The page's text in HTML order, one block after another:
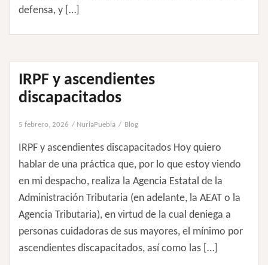
defensa, y […]
IRPF y ascendientes
discapacitados
5 febrero, 2026 NuriaPuebla Blog
IRPF y ascendientes discapacitados Hoy quiero
hablar de una práctica que, por lo que estoy viendo
en mi despacho, realiza la Agencia Estatal de la
Administración Tributaria (en adelante, la AEAT o la
Agencia Tributaria), en virtud de la cual deniega a
personas cuidadoras de sus mayores, el mínimo por
ascendientes discapacitados, así como las […]